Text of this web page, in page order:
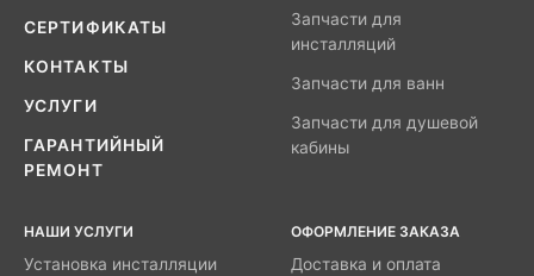
СЕРТИФИКАТЫ
КОНТАКТЫ
УСЛУГИ
ГАРАНТИЙНЫЙ
РЕМОНТ
Запчасти для
инсталляций
Запчасти для ванн
Запчасти для душевой
кабины
НАШИ УСЛУГИ
Установка инсталляции
ОФОРМЛЕНИЕ ЗАКАЗА
Доставка и оплата